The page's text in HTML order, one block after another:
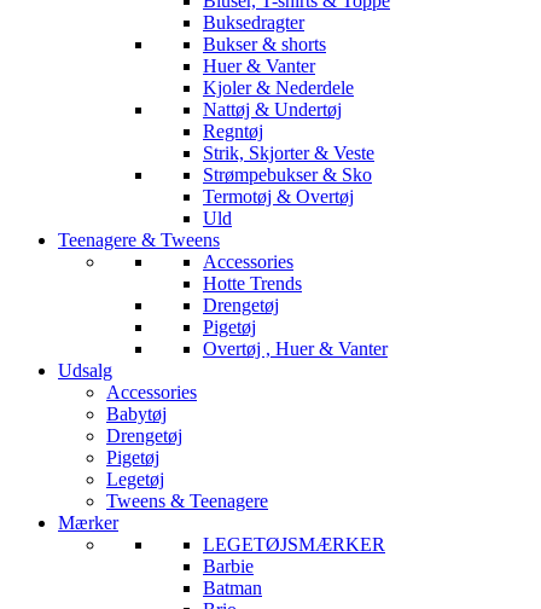
Buksedragter
Bukser & shorts
Huer & Vanter
Kjoler & Nederdele
Nattøj & Undertøj
Regntøj
Strik, Skjorter & Veste
Strømpebukser & Sko
Termotøj & Overtøj
Uld
Teenagere & Tweens
Accessories
Hotte Trends
Drengetøj
Pigetøj
Overtøj , Huer & Vanter
Udsalg
Accessories
Babytøj
Drengetøj
Pigetøj
Legetøj
Tweens & Teenagere
Mærker
LEGETØJSMÆRKER
Barbie
Batman